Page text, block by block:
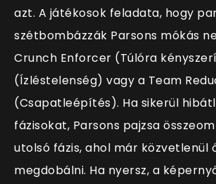
azt. A játékosok feladata, hogy
szétbombázzák Parsons mókás
Crunch Enforcer (Túlóra
(Ízléstelenség) vagy a Team
(Csapatleépítés). Ha sikerül
fázisokat, Parsons pajzsa
utolsó fázis, ahol már közvetlenül
megdobálni. Ha nyersz, a